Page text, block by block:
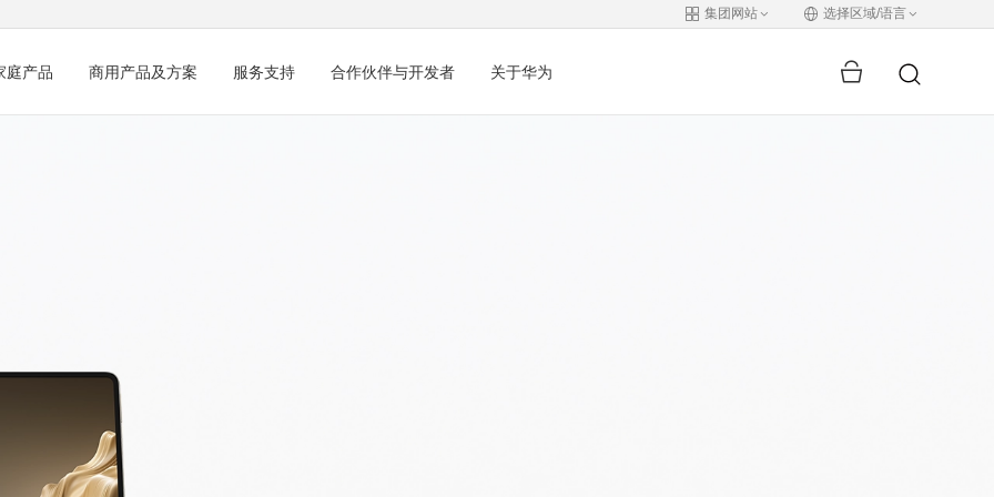
集团网站 选择区域/语言
庭产品 商用产品及方案 服务支持 合作伙伴与开发者 关于华为